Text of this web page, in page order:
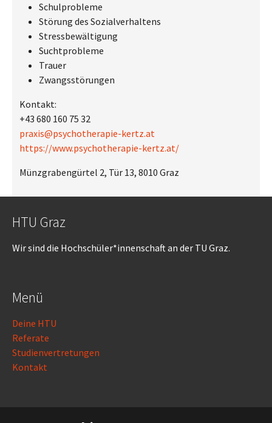
Schulprobleme
Störung des Sozialverhaltens
Stressbewältigung
Suchtprobleme
Trauer
Zwangsstörungen
Kontakt:
+43 680 160 75 32
praxis@psychotherapie-kertz.at
https://www.psychotherapie-kertz.at/
Münzgrabengürtel 2, Tür 13, 8010 Graz
HTU Graz
Wir sind die Hochschüler*innenschaft an der TU Graz.
Menü
Deine HTU
Referate
Studienvertretungen
Kontakt